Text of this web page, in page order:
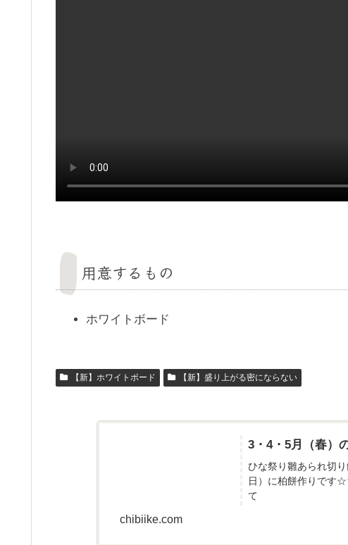
用意するもの
ホワイトボード
【新】ホワイトボード 【新】盛り上がる密にならない
3・4・5月（春）
ひな祭り雛あられ切
日）に柏餅作りです
て
chibiike.com